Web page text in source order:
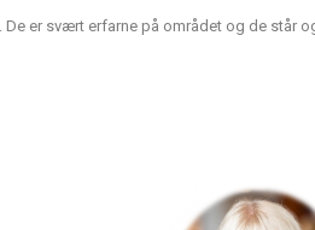
. De er svært erfarne på området og de står